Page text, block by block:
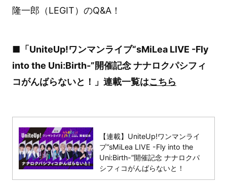
隆一郎（LEGIT）のQ&A！
■「UniteUp!ワンマンライブ“sMiLea LIVE -Fly
into the Uni:Birth-”開催記念 ナナロクパシフィ
コがんばらないと！」連載一覧はこちら
【連載】UniteUp!ワンマンライ
ブ“sMiLea LIVE -Fly into the
Uni:Birth-”開催記念 ナナロクパ
シフィコがんばらないと！